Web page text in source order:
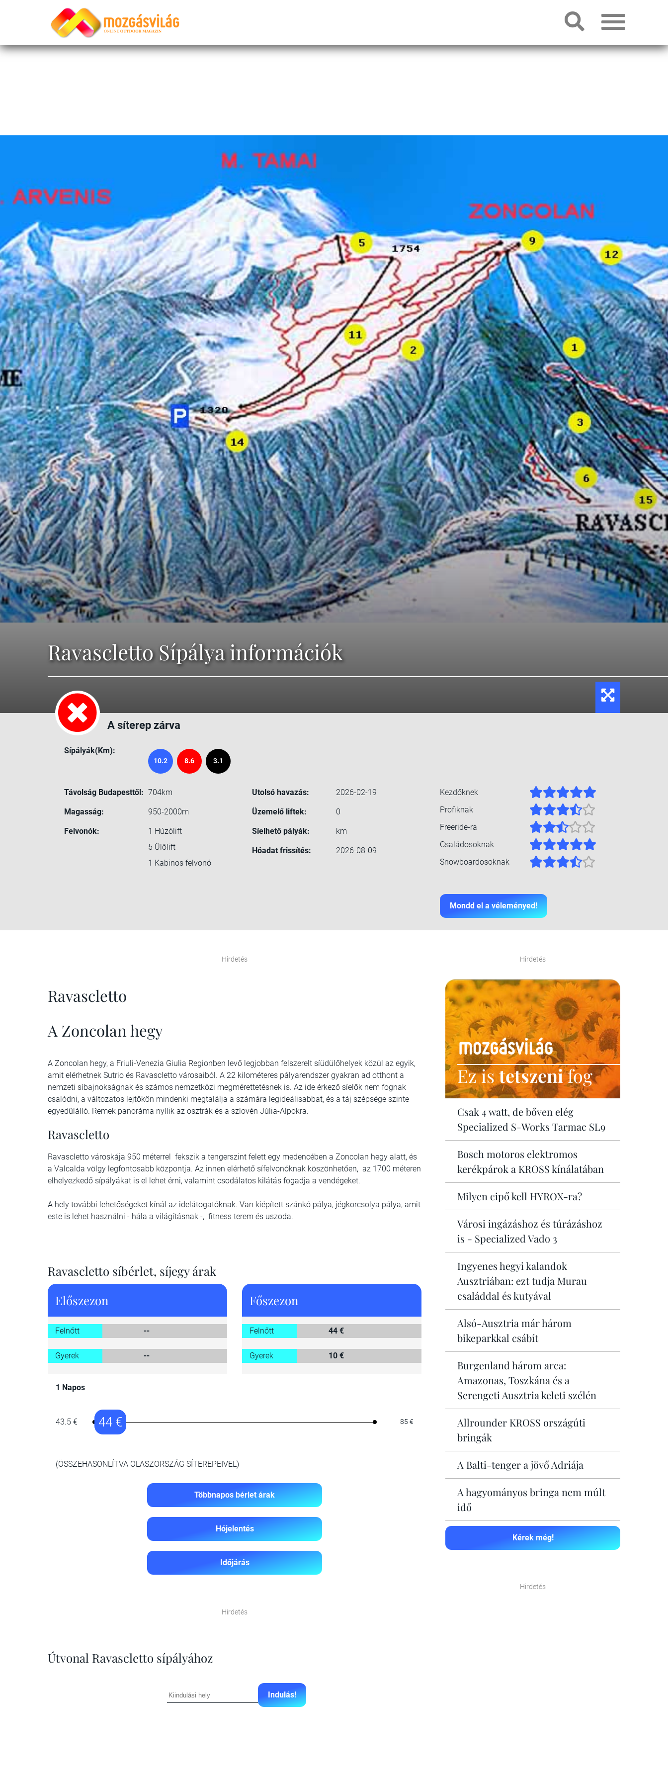
Ravascletto Sípálya információk
A síterep zárva
Sípályák(Km):
10.2 8.6 3.1
Távolság Budapesttől: 704km
Magasság: 950-2000m
Felvonók: 1 Húzólift
5 Ülőlift
1 Kabinos felvonó
Utolsó havazás: 2026-02-19
Üzemelő liftek: 0
Síelhető pályák: km
Hóadat frissítés: 2026-08-09
Kezdőknek
Profiknak
Freeride-ra
Családosoknak
Snowboardosoknak
Mondd el a véleményed!
Hirdetés
Ravascletto
A Zoncolan hegy
A Zoncolan hegy, a Friuli-Venezia Giulia Regionben levő legjobban felszerelt síüdülőhelyek közül az egyik,
amit elérhetnek Sutrio és Ravascletto városaiból. A 22 kilométeres pályarendszer gyakran ad otthont a
nemzeti síbajnokságnak és számos nemzetközi megmérettetésnek is. Az ide érkező síelők nem fognak
csalódni, a változatos lejtőkön mindenki megtalálja a számára legideálisabbat, és a táj szépsége szinte
egyedülálló. Remek panoráma nyílik az osztrák és a szlovén Júlia-Alpokra.
Ravascletto
Ravascletto városkája 950 méterrel fekszik a tengerszint felett egy medencében a Zoncolan hegy alatt, és
a Valcalda völgy legfontosabb központja. Az innen elérhető sífelvonóknak köszönhetően, az 1700 méteren
elhelyezkedő sípályákat is el lehet érni, valamint csodálatos kilátás fogadja a vendégeket.
A hely további lehetőségeket kínál az idelátogatóknak. Van kiépített szánkó pálya, jégkorcsolya pálya, amit
este is lehet használni - hála a világításnak -, fitness terem és uszoda.
Ravascletto síbérlet, síjegy árak
Előszezon
Felnőtt --
Gyerek --
Főszezon
Felnőtt 44 €
Gyerek 10 €
1 Napos
43.5 € 44 € 85 €
(ÖSSZEHASONLÍTVA OLASZORSZÁG SÍTEREPEIVEL)
Többnapos bérlet árak
Hójelentés
Időjárás
Hirdetés
Útvonal Ravascletto sípályához
Indulás!
Hirdetés
Ez istetszenifog
Csak 4 watt, de bőven elég
Specialized S-Works Tarmac SL9
Bosch motoros elektromos
kerékpárok a KROSS kínálatában
Milyen cipő kell HYROX-ra?
Városi ingázáshoz és túrázáshoz
is - Specialized Vado 3
Ingyenes hegyi kalandok
Ausztriában: ezt tudja Murau
családdal és kutyával
Alsó-Ausztria már három
bikeparkkal csábít
Burgenland három arca:
Amazonas, Toszkána és a
Serengeti Ausztria keleti szélén
Allrounder KROSS országúti
bringák
A Balti-tenger a jövő Adriája
A hagyományos bringa nem múlt
idő
Kérek még!
Hirdetés